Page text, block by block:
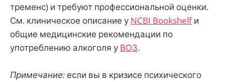
тременс) и требуют профессиональной оценки.
См. клиническое описание у NCBI Bookshelfи
общие медицинские рекомендации по
употреблению алкоголя у ВОЗ.
Примечание: если вы в кризисе психического